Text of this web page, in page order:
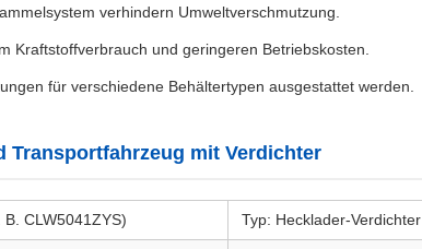
verhindern Umweltverschmutzung.
Kraftstoffverbrauch und geringeren Betriebskosten.
für verschiedene Behältertypen ausgestattet werden.
Transportfahrzeug mit Verdichter
B. CLW5041ZYS) Typ: Hecklader-Verdichter